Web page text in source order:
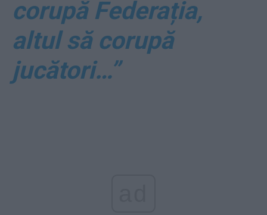
corupă Federația,
altul să corupă
jucători…”